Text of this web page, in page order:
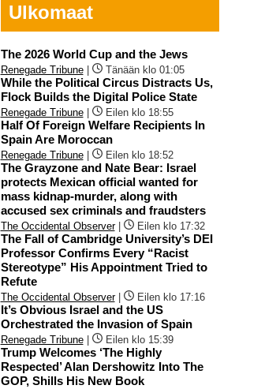
Ulkomaat
The 2026 World Cup and the Jews
Renegade Tribune| Tänään klo 01:05
While the Political Circus Distracts Us,
Flock Builds the Digital Police State
Renegade Tribune| Eilen klo 18:55
Half Of Foreign Welfare Recipients In
Spain Are Moroccan
Renegade Tribune| Eilen klo 18:52
The Grayzone and Nate Bear: Israel
protects Mexican official wanted for
mass kidnap-murder, along with
accused sex criminals and fraudsters
The Occidental Observer| Eilen klo 17:32
The Fall of Cambridge University’s DEI
Professor Confirms Every “Racist
Stereotype” His Appointment Tried to
Refute
The Occidental Observer| Eilen klo 17:16
It’s Obvious Israel and the US
Orchestrated the Invasion of Spain
Renegade Tribune| Eilen klo 15:39
Trump Welcomes ‘The Highly
Respected’ Alan Dershowitz Into The
GOP, Shills His New Book